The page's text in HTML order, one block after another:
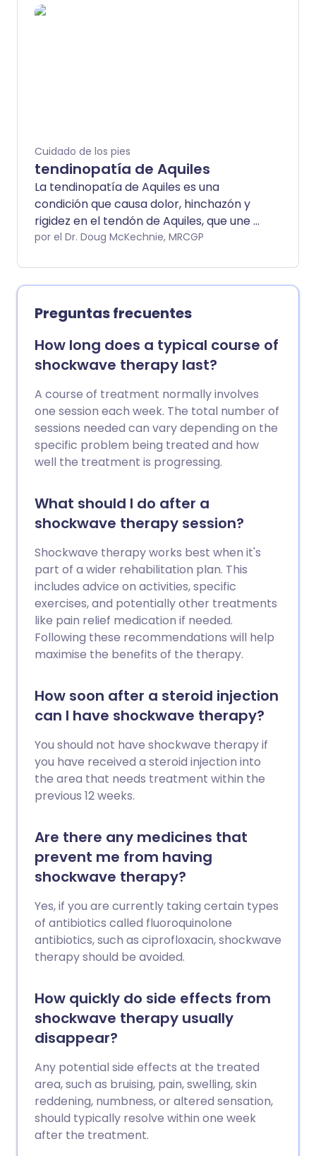
ayudar.
Cuidado de los pies
tendinopatía de Aquiles
La tendinopatía de Aquiles es una
condición que causa dolor, hinchazón y
rigidez en el tendón de Aquiles, que une el
hueso del talón con los músculos de la
pequeñas lesiones repetidas en el
tendón de Aquiles. Estas pueden ocurrir
por varias razones, incluyendo el uso
excesivo del tendón, por ejemplo, en
corredores. El tratamiento incluye
descanso, compresas de hielo,
analgésicos y ejercicios especiales para
ayudar a estirar y fortalecer el tendón de
Aquiles. Para la mayoría de las personas,
los síntomas de la tendinopatía de
Aquiles suelen desaparecer en 3-6
meses después de comenzar el
por el Dr. Doug McKechnie, MRCGP
Preguntas frecuentes
How long does a typical course of
shockwave therapy last?
A course of treatment normally involves
one session each week. The total number of
sessions needed can vary depending on the
specific problem being treated and how
well the treatment is progressing.
What should I do after a
shockwave therapy session?
Shockwave therapy works best when it's
part of a wider rehabilitation plan. This
includes advice on activities, specific
exercises, and potentially other treatments
like pain relief medication if needed.
Following these recommendations will help
maximise the benefits of the therapy.
How soon after a steroid injection
can I have shockwave therapy?
You should not have shockwave therapy if
you have received a steroid injection into
the area that needs treatment within the
previous 12 weeks.
Are there any medicines that
prevent me from having
shockwave therapy?
Yes, if you are currently taking certain types
of antibiotics called fluoroquinolone
antibiotics, such as ciprofloxacin, shockwave
therapy should be avoided.
How quickly do side effects from
shockwave therapy usually
disappear?
Any potential side effects at the treated
area, such as bruising, pain, swelling, skin
reddening, numbness, or altered sensation,
should typically resolve within one week
after the treatment.